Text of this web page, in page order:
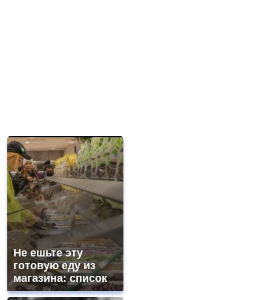
Не ешьте эту
готовую еду из
магазина: список